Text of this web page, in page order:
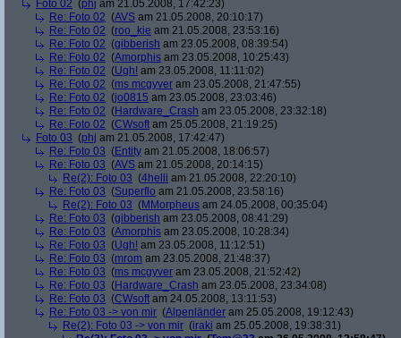
Foto 02 (phj am 21.05.2008, 17:42:23)
Re: Foto 02 (AVS am 21.05.2008, 20:10:17)
Re: Foto 02 (roo_kie am 21.05.2008, 23:53:16)
Re: Foto 02 (gibberish am 23.05.2008, 08:39:54)
Re: Foto 02 (Amorphis am 23.05.2008, 10:25:43)
Re: Foto 02 (Ugh! am 23.05.2008, 11:11:02)
Re: Foto 02 (ms mcgyver am 23.05.2008, 21:47:55)
Re: Foto 02 (jo0815 am 23.05.2008, 23:03:46)
Re: Foto 02 (Hardware_Crash am 23.05.2008, 23:32:18)
Re: Foto 02 (CWsoft am 25.05.2008, 21:19:25)
Foto 03 (phj am 21.05.2008, 17:42:47)
Re: Foto 03 (Entity am 21.05.2008, 18:06:57)
Re: Foto 03 (AVS am 21.05.2008, 20:14:15)
Re(2): Foto 03 (4helli am 21.05.2008, 22:20:10)
Re: Foto 03 (Superflo am 21.05.2008, 23:58:16)
Re(2): Foto 03 (MMorpheus am 24.05.2008, 00:35:04)
Re: Foto 03 (gibberish am 23.05.2008, 08:41:29)
Re: Foto 03 (Amorphis am 23.05.2008, 10:28:34)
Re: Foto 03 (Ugh! am 23.05.2008, 11:12:51)
Re: Foto 03 (mrom am 23.05.2008, 21:48:37)
Re: Foto 03 (ms mcgyver am 23.05.2008, 21:52:42)
Re: Foto 03 (Hardware_Crash am 23.05.2008, 23:34:08)
Re: Foto 03 (CWsoft am 24.05.2008, 13:11:53)
Re: Foto 03 -> von mir (Alpenländer am 25.05.2008, 19:12:43)
Re(2): Foto 03 -> von mir (iraki am 25.05.2008, 19:38:31)